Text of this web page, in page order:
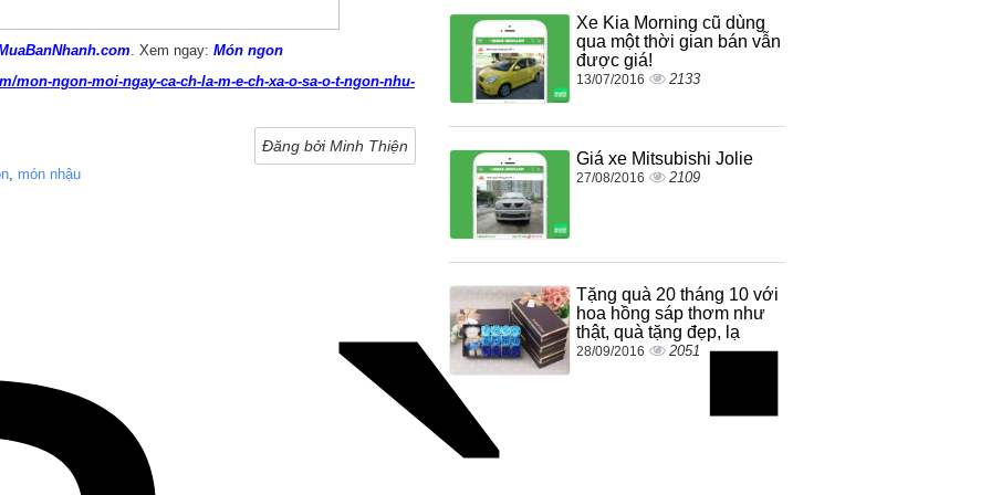
. Xem ngay: Món ngon
mon-ngon-moi-ngay-ca-ch-la-m-e-ch-xa-o-sa-o-t-ngon-nhu-
Đăng bởi Minh Thiện
món nhậu
Xe Kia Morning cũ dùng
qua một thời gian bán vẫn
được giá!
13/07/2016 2133
Giá xe Mitsubishi Jolie
27/08/2016 2109
Tặng quà 20 tháng 10 với
hoa hồng sáp thơm như
thật, quà tặng đẹp, lạ
28/09/2016 2051